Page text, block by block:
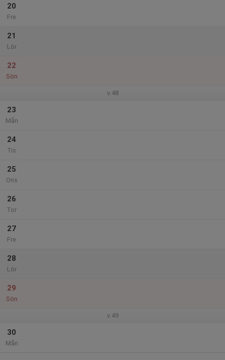
20
Fre
21
Lör
22
Sön
v.48
23
Mån
24
Tis
25
Ons
26
Tor
27
Fre
28
Lör
29
Sön
v.49
30
Mån